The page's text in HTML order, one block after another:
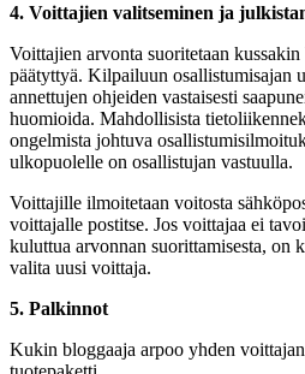
4. Voittajien valitseminen ja
Voittajien arvonta suoritetaan
päätyttyä. Kilpailuun osallistumisajan
annettujen ohjeiden vastaisesti
huomioida. Mahdollisista
ongelmista johtuva
ulkopuolelle on osallistujan vastuulla.
Voittajille ilmoitetaan voitosta
voittajalle postitse. Jos voittajaa ei
kuluttua arvonnan suorittamisesta, on
valita uusi voittaja.
5. Palkinnot
Kukin bloggaaja arpoo yhden